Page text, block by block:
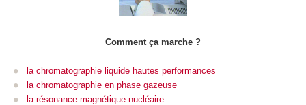
Comment ça marche ?
la chromatographie liquide hautes performances
la chromatographie en phase gazeuse
la résonance magnétique nucléaire